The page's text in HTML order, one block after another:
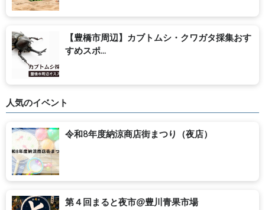
【豊橋市周辺】カブトムシ・クワガタ採集おす
すめスポ...
人気のイベント
令和8年度納涼商店街まつり（夜店）
第４回まると夜市@豊川青果市場